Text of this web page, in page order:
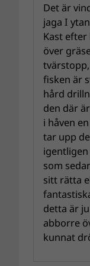
Det är
jaga I
Kast
över
fisken är
hård
den där
i håven
tar upp
igentligen
som
sitt rätta
detta är
abborre
kunnat